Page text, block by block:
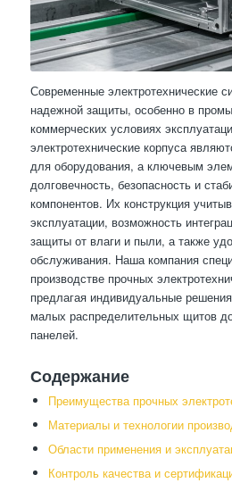
Современные электротехнические
надежной защиты, особенно в
коммерческих условиях
электротехнические корпуса
для оборудования, а ключевым
долговечность, безопасность и
компонентов. Их конструкция
эксплуатации, возможность
защиты от влаги и пыли, а также
обслуживания. Наша компания
производстве прочных
предлагая индивидуальные
малых распределительных щитов
панелей.
Содержание
Преимущества прочных
Материалы и технологии
Области применения и
Контроль качества и